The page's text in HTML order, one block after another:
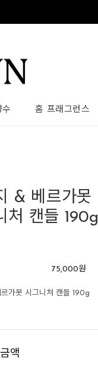
수 홈 프래그런스
& 베르가못
처 캔들 190g
75,000원
가못 시그니처 캔들 190g
액